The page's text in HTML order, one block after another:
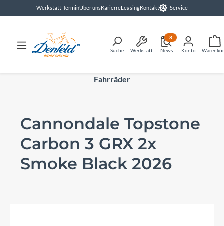
springenWerkstatt-TerminÜber unsKarierreLeasingKontakt Service
Suche Werkstatt News
8
Konto
Fahrräder
Cannondale Topstone
Carbon 3 GRX 2x
Smoke Black 2026